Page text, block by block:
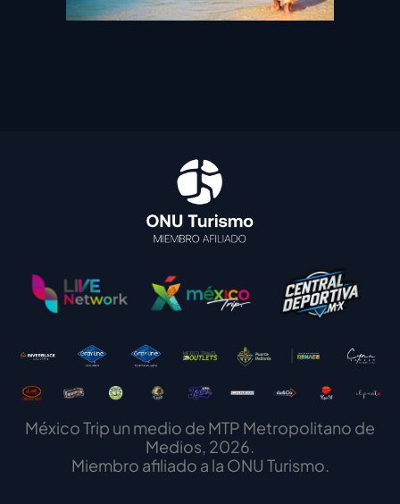
México Trip un medio de MTP Metropolitano de
Medios, 2026.
Miembro afiliado a la ONU Turismo.